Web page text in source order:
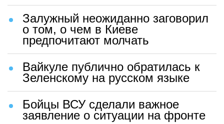
Залужный неожиданно заговорил
о том, о чем в Киеве
предпочитают молчать
Вайкуле публично обратилась к
Зеленскому на русском языке
Бойцы ВСУ сделали важное
заявление о ситуации на фронте